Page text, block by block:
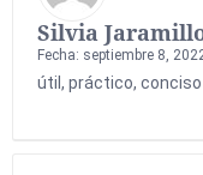
Silvia
Fecha: septiembre 8,
útil, práctico, conciso